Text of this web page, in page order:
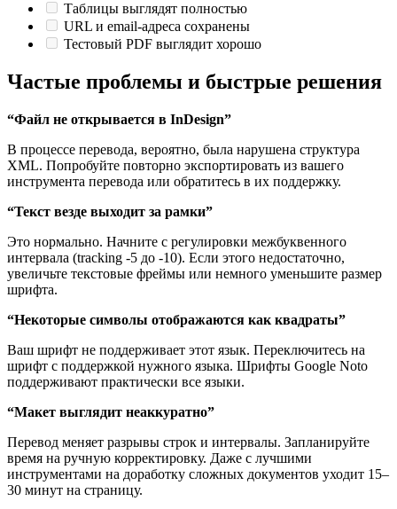
Таблицы выглядят полностью
URL и email-адреса сохранены
Тестовый PDF выглядит хорошо
Частые проблемы и быстрые решения
“Файл не открывается в InDesign”
В процессе перевода, вероятно, была нарушена структура
XML. Попробуйте повторно экспортировать из вашего
инструмента перевода или обратитесь в их поддержку.
“Текст везде выходит за рамки”
Это нормально. Начните с регулировки межбуквенного
интервала (tracking -5 до -10). Если этого недостаточно,
увеличьте текстовые фреймы или немного уменьшите размер
шрифта.
“Некоторые символы отображаются как квадраты”
Ваш шрифт не поддерживает этот язык. Переключитесь на
шрифт с поддержкой нужного языка. Шрифты Google Noto
поддерживают практически все языки.
“Макет выглядит неаккуратно”
Перевод меняет разрывы строк и интервалы. Запланируйте
время на ручную корректировку. Даже с лучшими
инструментами на доработку сложных документов уходит 15–
30 минут на страницу.